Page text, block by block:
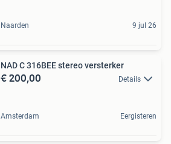
Naarden 9 jul 26
NAD C 316BEE stereo versterker
€ 200,00 Details
Amsterdam Eergisteren